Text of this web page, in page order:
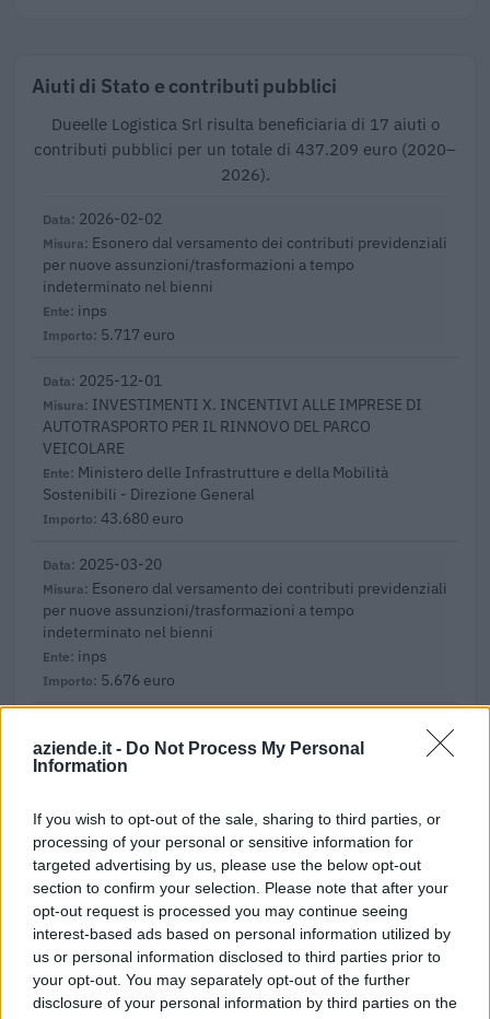
aziende.it - Do Not Process My Personal
Information
If you wish to opt-out of the sale, sharing to third parties, or
processing of your personal or sensitive information for
targeted advertising by us, please use the below opt-out
section to confirm your selection. Please note that after your
opt-out request is processed you may continue seeing
interest-based ads based on personal information utilized by
us or personal information disclosed to third parties prior to
your opt-out. You may separately opt-out of the further
disclosure of your personal information by third parties on the
Aiuti di Stato e contributi pubblici
Dueelle Logistica Srl risulta beneficiaria di 17 aiuti o
contributi pubblici per un totale di 437.209 euro (2020–
2026).
2026-02-02
Esonero dal versamento dei contributi previdenziali
per nuove assunzioni/trasformazioni a tempo
indeterminato nel bienni
inps
5.717 euro
2025-12-01
INVESTIMENTI X. INCENTIVI ALLE IMPRESE DI
AUTOTRASPORTO PER IL RINNOVO DEL PARCO
VEICOLARE
Ministero delle Infrastrutture e della Mobilità
Sostenibili - Direzione General
43.680 euro
2025-03-20
Esonero dal versamento dei contributi previdenziali
per nuove assunzioni/trasformazioni a tempo
indeterminato nel bienni
inps
5.676 euro
Esonero dal versamento dei contributi previdenziali
per nuove assunzioni/trasformazioni a tempo
inps
7.492 euro
2024-09-20
Incentivi agli investimenti nel settore
dell'autotrasporto di merci
Ministero delle Infrastrutture e della Mobilità
Sostenibili - Direzione General
30.000 euro